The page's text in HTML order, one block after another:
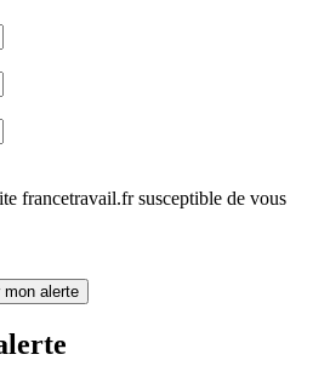
francetravail.fr susceptible de vous
mon alerte